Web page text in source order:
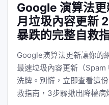
Google 演算法
月垃圾內容更新
暴跌的完整自救
Google演算法更新讓你的
最速垃圾內容更新（
洗牌。別慌，立即查看這
救指南，3步驟揪出降權病